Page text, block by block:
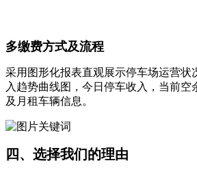
多缴费方式及流程
采用图形化报表直观展示停车场运营状
入趋势曲线图，今日停车收入，当前空
及月租车辆信息。
四、选择我们的理由